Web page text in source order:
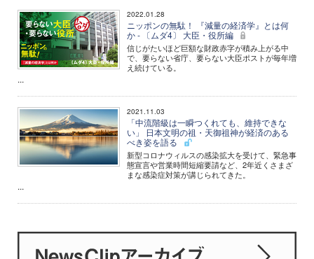
2022.01.28
ニッポンの無駄！ 『減量の経済学』とは何
か - 〔ムダ4〕 大臣・役所編
信じがたいほど巨額な財政赤字が積み上がる中
で、要らない省庁、要らない大臣ポストが毎年増
え続けている。
...
2021.11.03
「中流階級は一瞬つくれても、維持できな
い」 日本文明の祖・天御祖神が経済のある
べき姿を語る
新型コロナウィルスの感染拡大を受けて、緊急事
態宣言や営業時間短縮要請など、2年近くさまざ
まな感染症対策が講じられてきた。
...